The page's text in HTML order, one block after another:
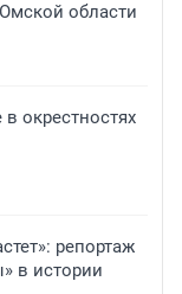
области
окрестностях
репортаж
в истории